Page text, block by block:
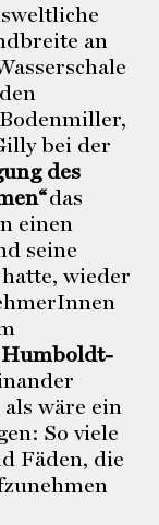
an
bei der
des
“das
einen
seine
wieder
wäre ein
So viele
Fäden, die